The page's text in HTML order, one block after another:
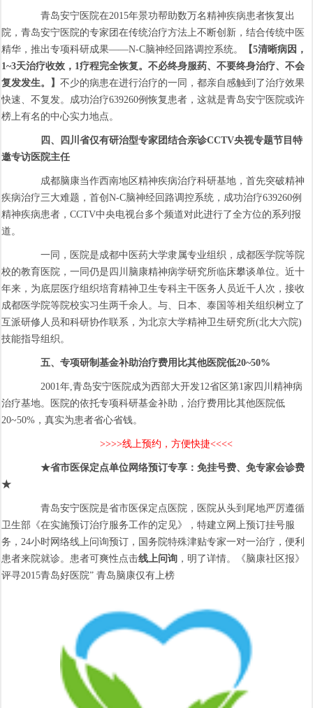
青岛安宁医院在2015年景功帮助数万名精神疾病患者恢复出
院，青岛安宁医院的专家团在传统治疗方法上不断创新，结合传统中医
精华，推出专项科研成果——N-C脑神经回路调控系统。
【5清晰病因，
1~3天治疗收效，1疗程完全恢复。不必终身服药、不要终身治疗、不会
复发发生。】不少的病患在进行治疗的一同，都亲自感触到了治疗效果
快速、不复发。成功治疗639260例恢复患者，这就是青岛安宁医院或许
榜上有名的中心实力地点。
四、四川省仅有研治型专家团结合亲诊CCTV央视专题节目特
邀专访医院主任
成都脑康当作西南地区精神疾病治疗科研基地，首先突破精神
疾病治疗三大难题，首创N-C脑神经回路调控系统，成功治疗639260例
精神疾病患者，CCTV中央电视台多个频道对此进行了全方位的系列报
道。
一同，医院是成都中医药大学隶属专业组织，成都医学院等院
校的教育医院，一同仍是四川脑康精神病学研究所临床攀谈单位。近十
年来，为底层医疗组织培育精神卫生专科主干医务人员近千人次，接收
成都医学院等院校实习生两千余人。与、日本、泰国等相关组织树立了
互派研修人员和科研协作联系，为北京大学精神卫生研究所(北大六院)
技能指导组织。
五、专项研制基金补助治疗费用比其他医院低20~50%
2001年,青岛安宁医院成为西部大开发12省区第1家四川精神病
治疗基地。医院的依托专项科研基金补助，治疗费用比其他医院低
20~50%，真实为患者省心省钱。
>>>>线上预约，方便快捷<<<<
★省市医保定点单位网络预订专享：免挂号费、免专家会诊费
★
青岛安宁医院是省市医保定点医院，医院从头到尾地严厉遵循
卫生部《在实施预订治疗服务工作的定见》，特建立网上预订挂号服
务，24小时网络线上问询预订，国务院特殊津贴专家一对一治疗，便利
患者来院就诊。患者可爽性点击线上问询 ，明了详情。《脑康社区报》
评寻2015青岛好医院” 青岛脑康仅有上榜